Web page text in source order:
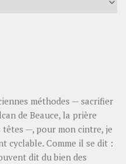
méthodes — sacrifier
de Beauce, la prière
têtes —, pour mon cintre, je
cyclable. Comme il se dit :
dit du bien des